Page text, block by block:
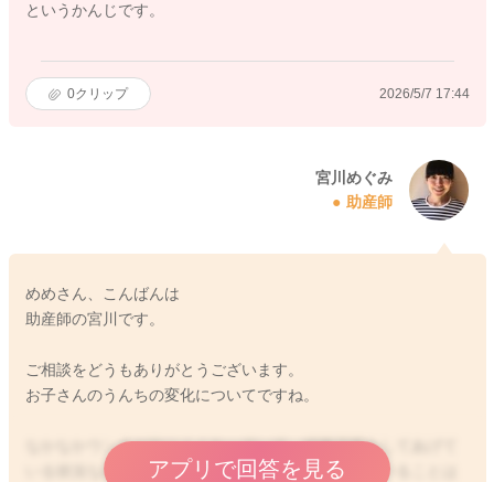
というかんじです。
0クリップ 2026/5/7 17:44
宮川めぐみ
助産師
めめさん、こんばんは
助産師の宮川です。
ご相談をどうもありがとうございます。
お子さんのうんちの変化についてですね。
なかなかウンチが出にくくなっていて、綿棒浣腸をしてあげて
いる状況なのですね。同じように刺激をしてあげていることは
アプリで回答を見る